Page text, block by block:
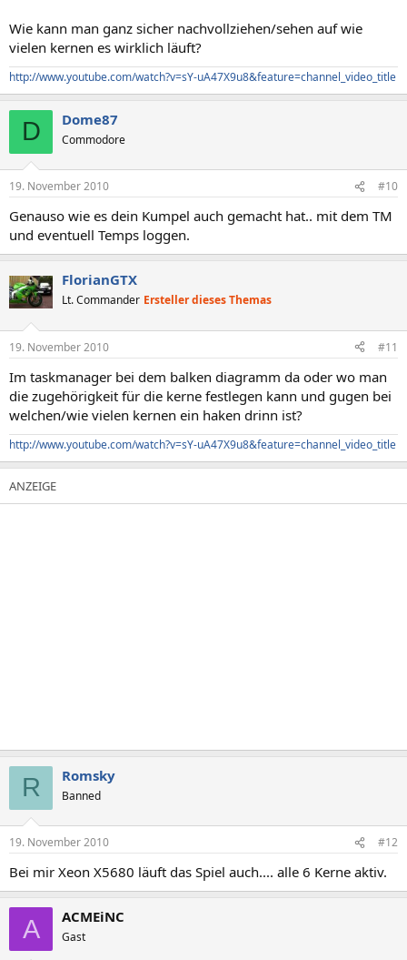
Wie kann man ganz sicher nachvollziehen/sehen auf wie
vielen kernen es wirklich läuft?
http://www.youtube.com/watch?v=sY-uA47X9u8&feature=channel_video_title
D Dome87
Commodore
19. November 2010 #10
Genauso wie es dein Kumpel auch gemacht hat.. mit dem TM
und eventuell Temps loggen.
FlorianGTX
Lt. Commander Ersteller dieses Themas
19. November 2010 #11
Im taskmanager bei dem balken diagramm da oder wo man
die zugehörigkeit für die kerne festlegen kann und gugen bei
welchen/wie vielen kernen ein haken drinn ist?
http://www.youtube.com/watch?v=sY-uA47X9u8&feature=channel_video_title
R Romsky
Banned
19. November 2010 #12
Bei mir Xeon X5680 läuft das Spiel auch.... alle 6 Kerne aktiv.
A ACMEiNC
Gast